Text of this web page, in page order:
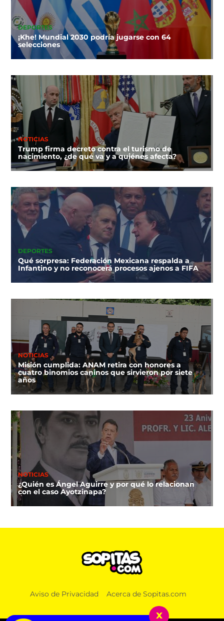
DEPORTES
¡Khe! Mundial 2030 podría jugarse con 64
selecciones
NOTICIAS
Trump firma decreto contra el turismo de
nacimiento, ¿de qué va y a quiénes afecta?
DEPORTES
Qué sorpresa: Federación Mexicana respalda a
Infantino y no reconocerá procesos ajenos a FIFA
NOTICIAS
Misión cumplida: ANAM retira con honores a
cuatro binomios caninos que sirvieron por siete
años
NOTICIAS
¿Quién es Ángel Aguirre y por qué lo relacionan
con el caso Ayotzinapa?
Lucas, el primer lomito que recibirá pensión
Aviso de Privacidad Acerca de Sopitas.com
x